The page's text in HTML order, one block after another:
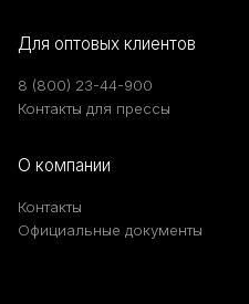
Для оптовых клиентов
8 (800) 23-44-900
Контакты для прессы
О компании
Контакты
Официальные документы